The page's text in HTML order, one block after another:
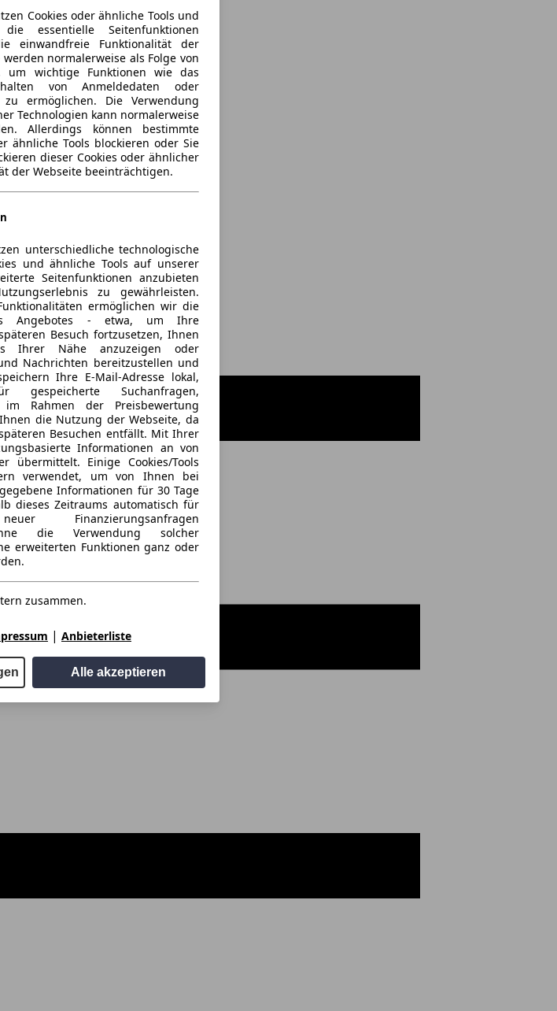
Cookies oder ähnliche Tools und
essentielle Seitenfunktionen
einwandfreie Funktionalität der
normalerweise als Folge von
um wichtige Funktionen wie das
von Anmeldedaten oder
zu ermöglichen. Die Verwendung
Technologien kann normalerweise
Allerdings können bestimmte
ähnliche Tools blockieren oder Sie
dieser Cookies oder ähnlicher
der Webseite beeinträchtigen.
unterschiedliche technologische
und ähnliche Tools auf unserer
Seitenfunktionen anzubieten
zu gewährleisten.
ermöglichen wir die
Angebotes - etwa, um Ihre
Besuch fortzusetzen, Ihnen
Ihrer Nähe anzuzeigen oder
Nachrichten bereitzustellen und
Ihre E-Mail-Adresse lokal,
Suchanfragen,
im Rahmen der Preisbewertung
die Nutzung der Webseite, da
Besuchen entfällt. Mit Ihrer
Informationen an von
übermittelt. Einige Cookies/Tools
verwendet, um von Ihnen bei
Informationen für 30 Tage
dieses Zeitraums automatisch für
Finanzierungsanfragen
die Verwendung solcher
erweiterten Funktionen ganz oder
zusammen.
| Anbieterliste
Alle akzeptieren